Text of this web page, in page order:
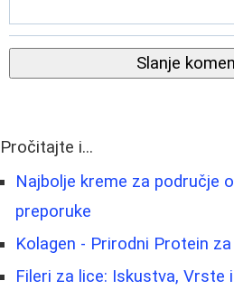
Slanje
Pročitajte i...
Najbolje kreme za područje
preporuke
Kolagen - Prirodni Protein
Fileri za lice: Iskustva, Vrste